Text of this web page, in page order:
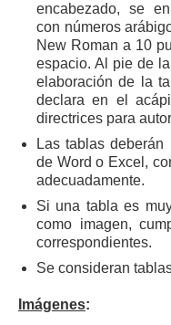
encabezado, se
con números
New Roman a 10
espacio. Al pie de
elaboración de la
declara en el
directrices para
Las tablas
de Word o Excel,
adecuadamente.
Si una tabla es
como imagen,
correspondientes.
Se consideran
Imágenes: